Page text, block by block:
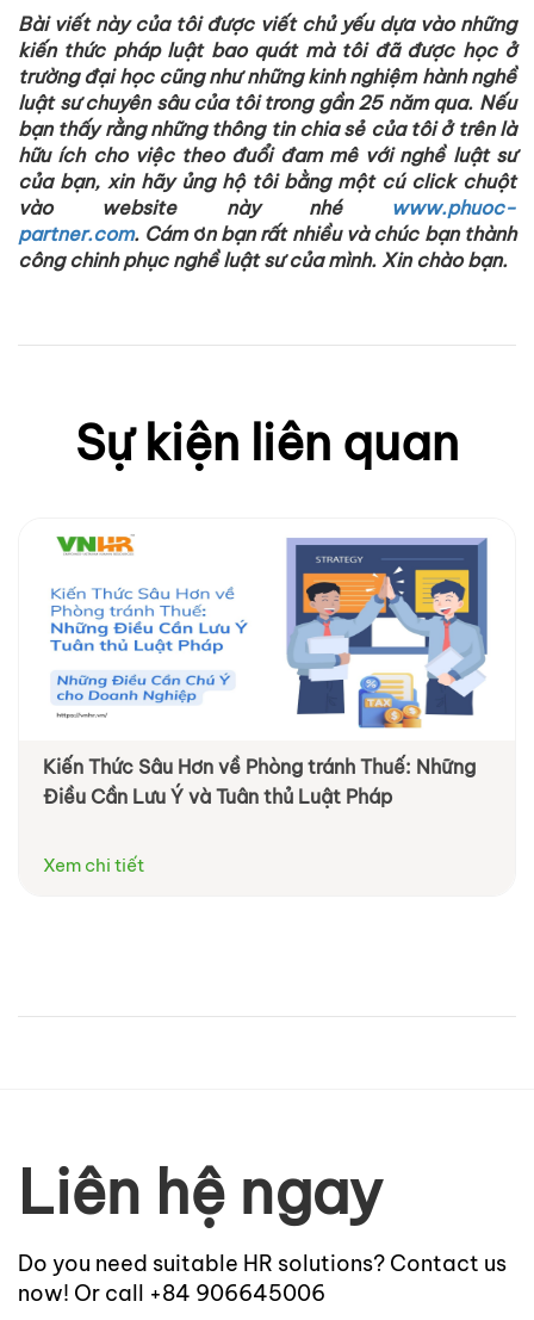
Bài viết này của tôi được viết chủ yếu dựa vào những
kiến thức pháp luật bao quát mà tôi đã được học ở
trường đại học cũng như những kinh nghiệm hành nghề
luật sư chuyên sâu của tôi trong gần 25 năm qua. Nếu
bạn thấy rằng những thông tin chia sẻ của tôi ở trên là
hữu ích cho việc theo đuổi đam mê với nghề luật sư
của bạn, xin hãy ủng hộ tôi bằng một cú click chuột
vào website này nhé www.phuoc-
partner.com. Cám ơn bạn rất nhiều và chúc bạn thành
công chinh phục nghề luật sư của mình. Xin chào bạn.
Sự kiện liên quan
Kiến Thức Sâu Hơn về Phòng tránh Thuế: Những
Điều Cần Lưu Ý và Tuân thủ Luật Pháp
Xem chi tiết
Liên hệ ngay
Do you need suitable HR solutions? Contact us
now! Or call +84 906645006